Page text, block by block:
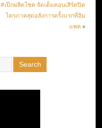
#เป๊กผลิตโชค จัดเต็มคอนเสิร์ตปิด
ไตรภาคสุดอลังการครั้งแรกที่อิม
แพค »